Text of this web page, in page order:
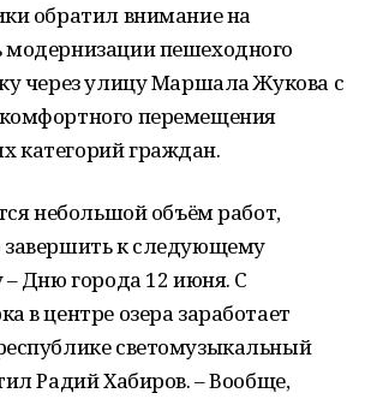
обратил внимание на
модернизации пешеходного
через улицу Маршала Жукова с
перемещения
категорий граждан.
небольшой объём работ,
к следующему
– Дню города 12 июня. С
в центре озера заработает
светомузыкальный
Радий Хабиров. – Вообще,